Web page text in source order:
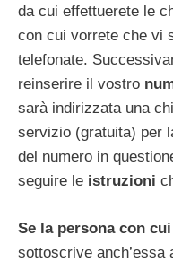
da cui effettuerete le
con cui vorrete che vi
telefonate.
reinserire il vostro
sarà indirizzata una
servizio (gratuita) per
del numero in
seguire le istruzioni
Se la persona con
sottoscrive anch’essa